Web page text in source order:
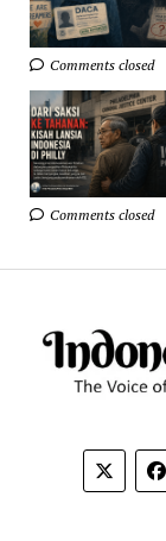
Comments closed
Comments closed